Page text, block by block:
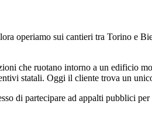
operiamo sui cantieri tra Torino e
che ruotano intorno a un edificio
statali. Oggi il cliente trova un
di partecipare ad appalti pubblici